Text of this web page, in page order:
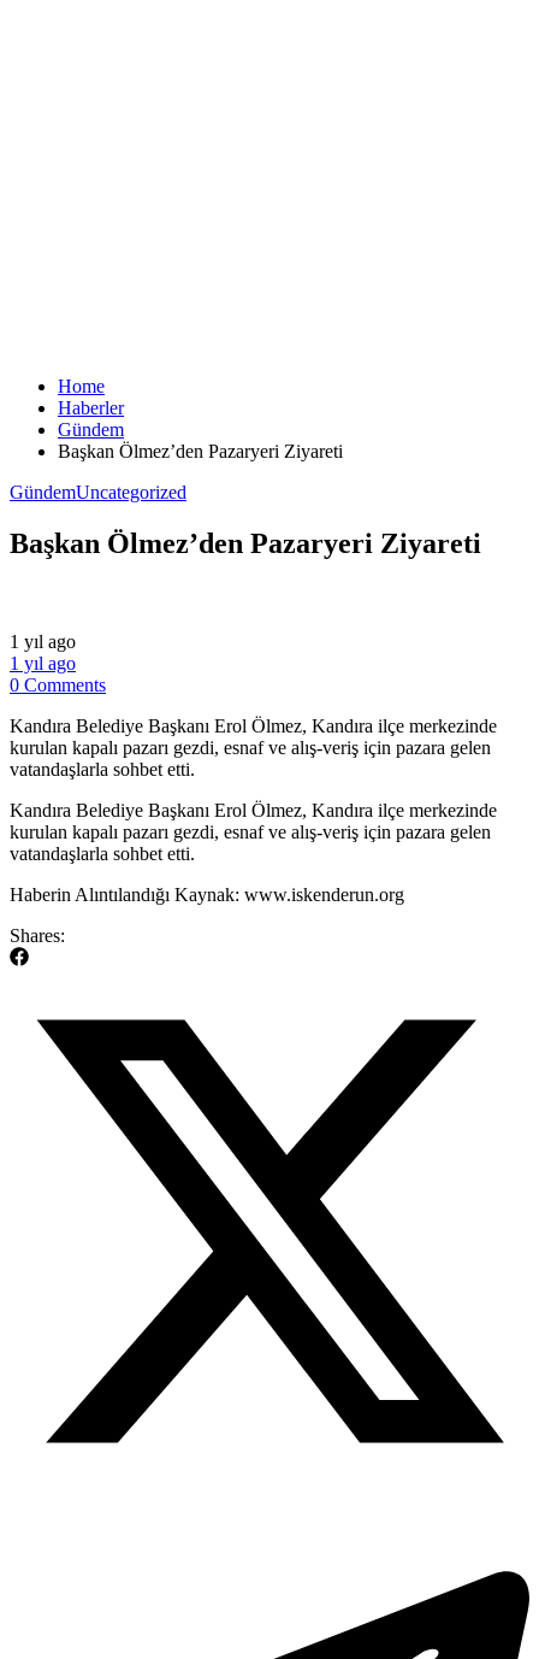
Home
Haberler
Gündem
Başkan Ölmez’den Pazaryeri Ziyareti
GündemUncategorized
Başkan Ölmez’den Pazaryeri Ziyareti
1 yıl ago
1 yıl ago
0 Comments
Kandıra Belediye Başkanı Erol Ölmez, Kandıra ilçe merkezinde
kurulan kapalı pazarı gezdi, esnaf ve alış-veriş için pazara gelen
vatandaşlarla sohbet etti.
​Kandıra Belediye Başkanı Erol Ölmez, Kandıra ilçe merkezinde
kurulan kapalı pazarı gezdi, esnaf ve alış-veriş için pazara gelen
vatandaşlarla sohbet etti.
​Haberin Alıntılandığı Kaynak: www.iskenderun.org
Shares: